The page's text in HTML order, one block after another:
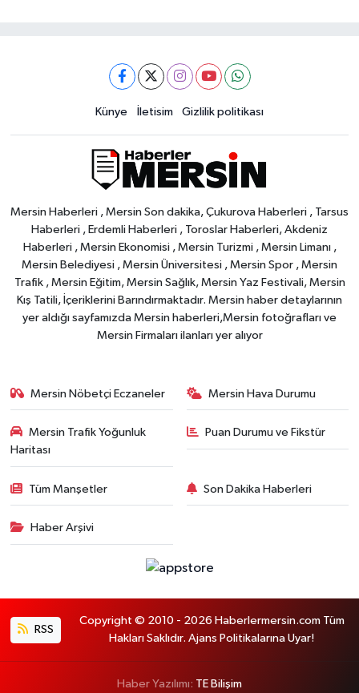
Künye İletisim Gizlilik politikası
Mersin Haberleri , Mersin Son dakika, Çukurova Haberleri , Tarsus
Haberleri , Erdemli Haberleri , Toroslar Haberleri, Akdeniz
Haberleri , Mersin Ekonomisi , Mersin Turizmi , Mersin Limanı ,
Mersin Belediyesi , Mersin Üniversitesi , Mersin Spor , Mersin
Trafik , Mersin Eğitim, Mersin Sağlık, Mersin Yaz Festivali, Mersin
Kış Tatili, İçeriklerini Barındırmaktadır. Mersin haber detaylarının
yer aldığı sayfamızda Mersin haberleri,Mersin fotoğrafları ve
Mersin Firmaları ilanları yer alıyor
Mersin Nöbetçi Eczaneler Mersin Hava Durumu
Mersin Trafik Yoğunluk
Haritası
Puan Durumu ve Fikstür
Tüm Manşetler Son Dakika Haberleri
Haber Arşivi
RSS
Copyright © 2010 - 2026 Haberlermersin.com Tüm
Hakları Saklıdır. Ajans Politikalarına Uyar!
Haber Yazılımı: TE Bilişim